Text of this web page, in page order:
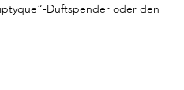
Duftspender oder den